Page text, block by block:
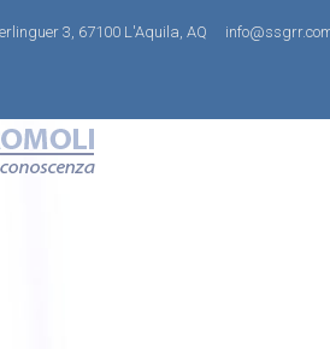
3, 67100 L'Aquila, AQ